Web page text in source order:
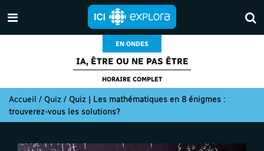
EN ONDES
IA, ÊTRE OU NE PAS ÊTRE
HORAIRE COMPLET
Accueil / Quiz / Quiz | Les mathématiques en 8 énigmes :
trouverez-vous les solutions?